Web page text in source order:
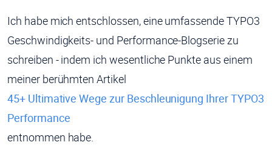
Ich habe mich entschlossen, eine umfassende TYPO3
Geschwindigkeits- und Performance-Blogserie zu
schreiben - indem ich wesentliche Punkte aus einem
meiner berühmten Artikel
45+ Ultimative Wege zur Beschleunigung Ihrer TYPO3
Performance
entnommen habe.